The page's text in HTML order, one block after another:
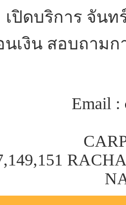
เปิดบริการ จันท
เงิน สอบถามก
Email :